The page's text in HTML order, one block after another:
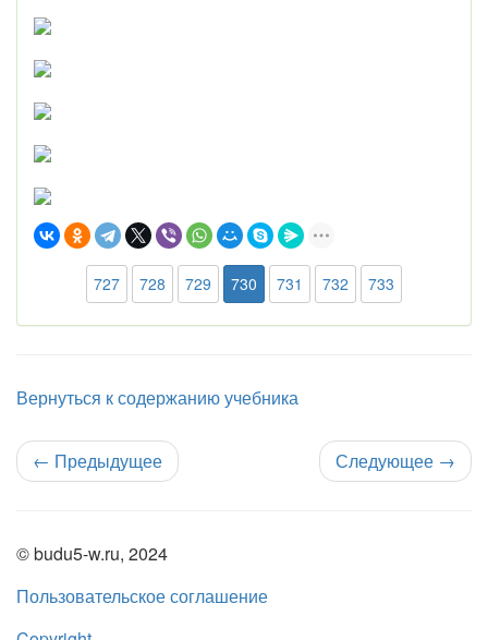
727 728 729 730 731 732 733
Вернуться к содержанию учебника
← Предыдущее Следующее →
© budu5-w.ru, 2024
Пользовательское соглашение